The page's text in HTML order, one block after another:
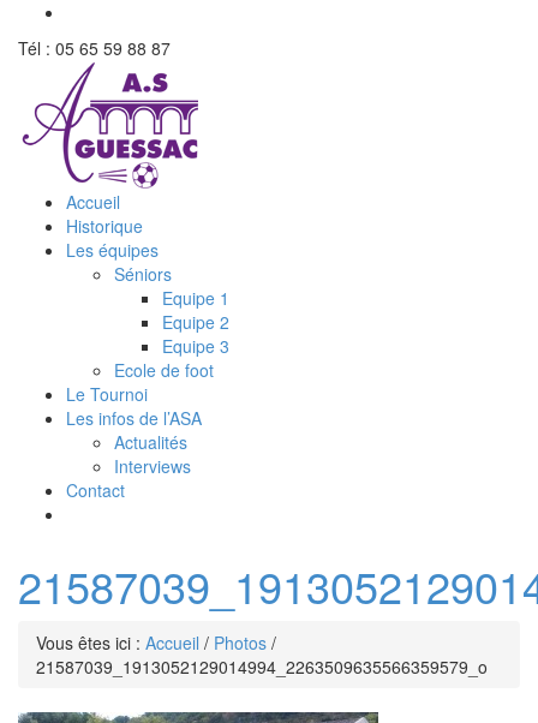
Tél : 05 65 59 88 87
Accueil
Historique
Les équipes
Séniors
Equipe 1
Equipe 2
Equipe 3
Ecole de foot
Le Tournoi
Les infos de l’ASA
Actualités
Interviews
Contact
Vous êtes ici : Accueil / Photos /
21587039_1913052129014994_2263509635566359579_o